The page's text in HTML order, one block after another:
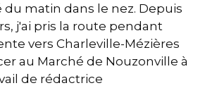
matin dans le nez. Depuis
j'ai pris la route pendant
vers Charleville-Mézières
au Marché de Nouzonville à
de rédactrice